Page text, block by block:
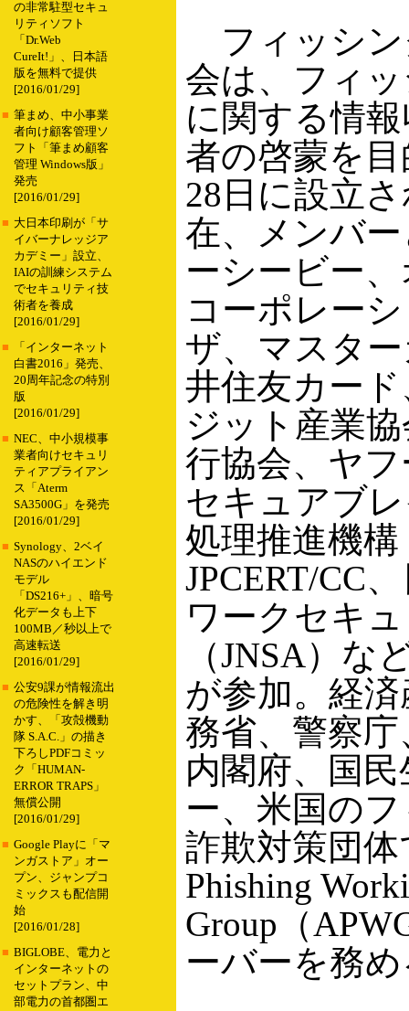
の非常駐型セキュ
リティソフト
「Dr.Web
CureIt!」、日本語
版を無料で提供
[2016/01/29]
■ 筆まめ、中小事業
者向け顧客管理ソ
フト「筆まめ顧客
管理 Windows版」
発売
[2016/01/29]
■ 大日本印刷が「サ
イバーナレッジア
カデミー」設立、
IAIの訓練システム
でセキュリティ技
術者を養成
[2016/01/29]
■
「インターネット
白書2016」発売、
20周年記念の特別
版
[2016/01/29]
■ NEC、中小規模事
業者向けセキュリ
ティアプライアン
ス「Aterm
SA3500G」を発売
[2016/01/29]
■ Synology、2ベイ
NASのハイエンド
モデル
「DS216+」、暗号
化データも上下
100MB／秒以上で
高速転送
[2016/01/29]
■ 公安9課が情報流出
の危険性を解き明
かす、「攻殻機動
隊 S.A.C.」の描き
下ろしPDFコミッ
ク「HUMAN-
ERROR TRAPS」
無償公開
[2016/01/29]
■ Google Playに「マ
ンガストア」オー
プン、ジャンプコ
ミックスも配信開
始
[2016/01/28]
■ BIGLOBE、電力と
インターネットの
セットプラン、中
部電力の首都圏エ
フィッシン
会は、フィ
に関する情
者の啓蒙を
28日に設立
在、メンバ
ーシービー
コーポレー
ザ、マスタ
井住友カー
ジット産業
行協会、ヤ
セキュアブ
処理推進機構
JPCERT/CC
ワークセキ
（JNSA）な
が参加。経
務省、警察
内閣府、国
ー、米国の
詐欺対策団
Phishing
Group（
ーバーを務